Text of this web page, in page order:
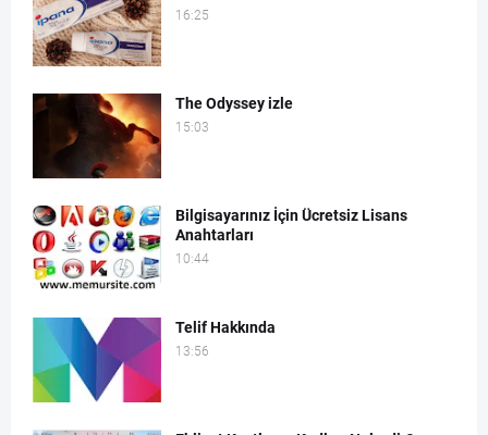
16:25
The Odyssey izle
15:03
Bilgisayarınız İçin Ücretsiz Lisans
Anahtarları
10:44
Telif Hakkında
13:56